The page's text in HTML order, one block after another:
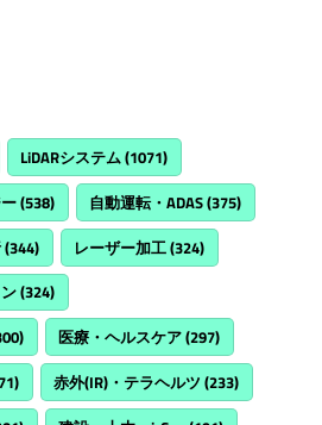
LiDARシステム(1071)
(538) 自動運転・ADAS(375)
(344) レーザー加工(324)
(324)
医療・ヘルスケア(297)
赤外(IR)・テラヘルツ (233)